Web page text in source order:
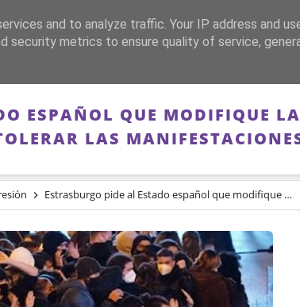
GUERRA DE ESPAÑA MEMORIA
ESPAÑOL QUE MODIFIQUE
LAS
Estrasburgo pide al Estado español que modifique la “ley mordaza”: “las autoridades deben tolerar las manifestaciones espontáneas”
and to analyze traffic. Your IP address and
security metrics to ensure quality of service,